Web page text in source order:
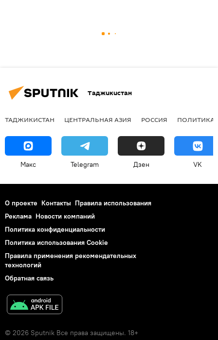
Таджикистан
ТАДЖИКИСТАН ЦЕНТРАЛЬНАЯ АЗИЯ РОССИЯ ПОЛИТИКА
Макс Telegram Дзен VK
О проекте Контакты Правила использования
Реклама Новости компаний
Политика конфиденциальности
Политика использования Cookie
Правила применения рекомендательных
технологий
Обратная связь
© 2026 Sputnik Все права защищены. 18+